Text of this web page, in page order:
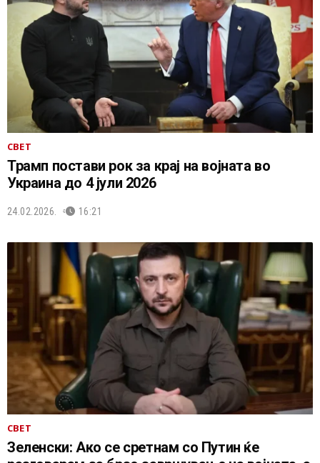
СВЕТ
Трамп постави рок за крај на војната во
Украина до 4 јули 2026
24.02.2026. 16:21
СВЕТ
Зеленски: Ако се сретнам со Путин ќе